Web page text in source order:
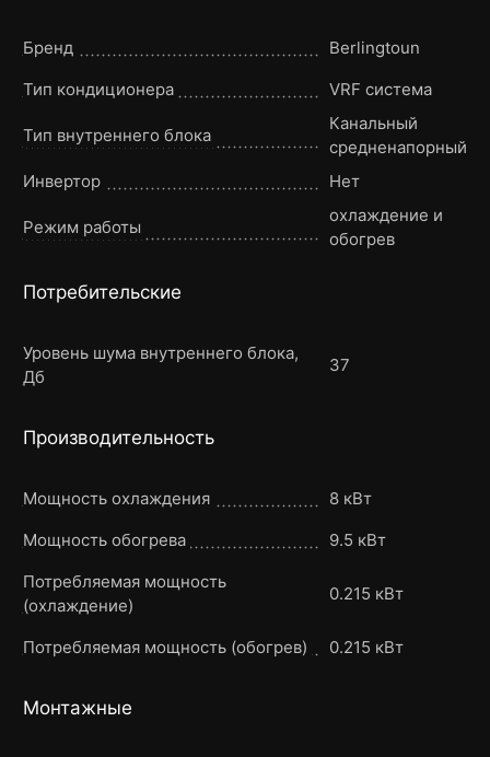
Бренд
Berlingtoun
Тип кондиционера
VRF система
Тип внутреннего блока
Канальный
средненапорный
Инвертор
Нет
Режим работы
охлаждение и
обогрев
Потребительские
Уровень шума внутреннего блока,
Дб
37
Производительность
Мощность охлаждения
8 кВт
Мощность обогрева
9.5 кВт
Потребляемая мощность
(охлаждение)
0.215 кВт
Потребляемая мощность (обогрев) 0.215 кВт
Монтажные